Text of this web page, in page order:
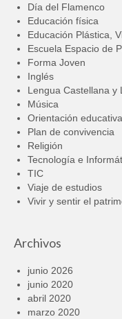
Día del Flamenco
Educación física
Educación Plástica,
Escuela Espacio de
Forma Joven
Inglés
Lengua Castellana y
Música
Orientación educativa
Plan de convivencia
Religión
Tecnología e
TIC
Viaje de estudios
Vivir y sentir el
Archivos
junio 2026
junio 2020
abril 2020
marzo 2020